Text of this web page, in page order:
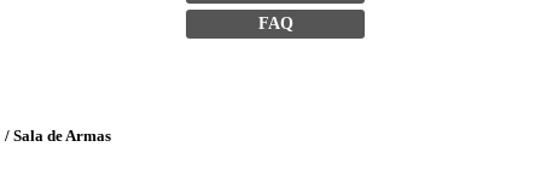
FAQ
/ Sala de Armas